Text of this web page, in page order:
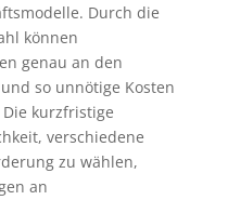
Durch die
können
genau an den
so unnötige Kosten
kurzfristige
verschiedene
zu wählen,
an